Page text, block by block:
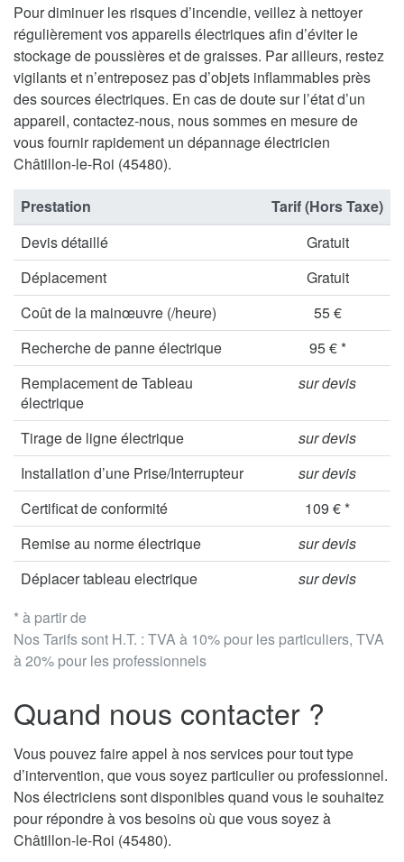
Pour diminuer les risques d’incendie, veillez à nettoyer
régulièrement vos appareils électriques afin d’éviter le
stockage de poussières et de graisses. Par ailleurs, restez
vigilants et n’entreposez pas d’objets inflammables près
des sources électriques. En cas de doute sur l’état d’un
appareil, contactez-nous, nous sommes en mesure de
vous fournir rapidement un dépannage électricien
Châtillon-le-Roi (45480).
* à partir de
Nos Tarifs sont H.T. : TVA à 10% pour les particuliers, TVA
à 20% pour les professionnels
Prestation
Tarif (Hors Taxe)
Devis détaillé
Gratuit
Déplacement
Gratuit
Coût de la mainœuvre (/heure)
55 €
Recherche de panne électrique
95 € *
Remplacement de Tableau
électrique
sur devis
Tirage de ligne électrique
sur devis
Installation d’une Prise/Interrupteur
sur devis
Certificat de conformité
109 € *
Remise au norme électrique
sur devis
Déplacer tableau electrique
sur devis
Quand nous contacter ?
Vous pouvez faire appel à nos services pour tout type
d’intervention, que vous soyez particulier ou professionnel.
Nos électriciens sont disponibles quand vous le souhaitez
pour répondre à vos besoins où que vous soyez à
Châtillon-le-Roi (45480).